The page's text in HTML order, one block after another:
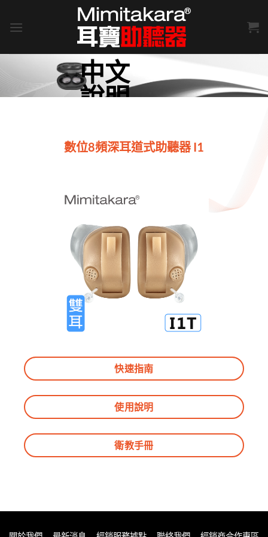
中文
說明
數位8頻深耳道式助聽器 I1
快速指南
使用說明
衛教手冊